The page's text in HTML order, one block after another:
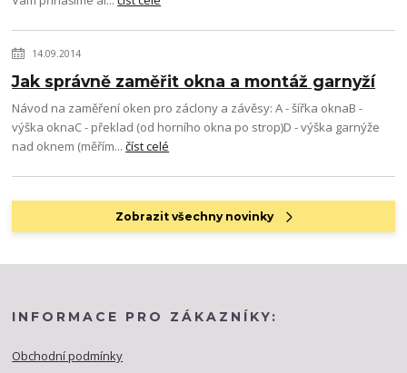
14.09.2014
Jak správně zaměřit okna a montáž garnyží
Návod na zaměření oken pro záclony a závěsy: A - šířka oknaB -
výška oknaC - překlad (od horního okna po strop)D - výška garnýže
nad oknem (měřím...číst celé
Zobrazit všechny novinky
INFORMACE PRO ZÁKAZNÍKY:
Obchodní podmínky